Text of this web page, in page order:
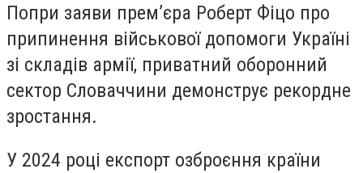
Попри заяви прем’єра Роберт Фіцо про
припинення військової допомоги Україні
зі складів армії, приватний оборонний
сектор Словаччини демонструє рекордне
зростання.
У 2024 році експорт озброєння країни